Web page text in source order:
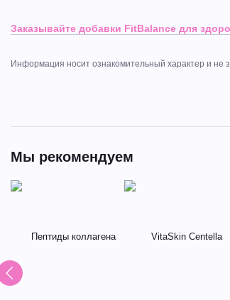
Заказывайте добавки FitBalance для
Информация носит ознакомительный характер и не
Мы рекомендуем